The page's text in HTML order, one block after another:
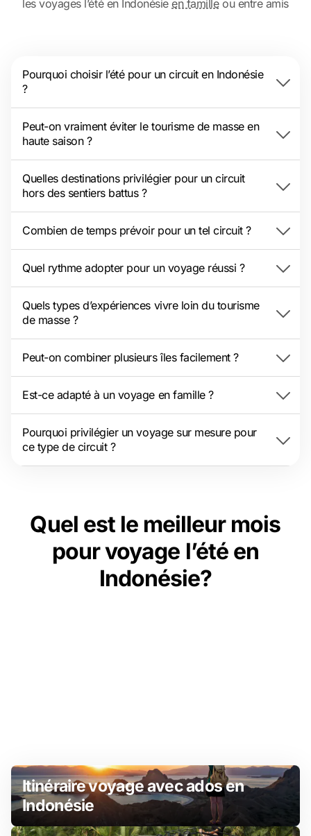
les voyages l’été en Indonésieen familleou entre amis
Pourquoi choisir l’été pour un circuit en Indonésie
?
Peut-on vraiment éviter le tourisme de masse en
haute saison ?
Quelles destinations privilégier pour un circuit
hors des sentiers battus ?
Combien de temps prévoir pour un tel circuit ?
Quel rythme adopter pour un voyage réussi ?
Quels types d’expériences vivre loin du tourisme
de masse ?
Peut-on combiner plusieurs îles facilement ?
Est-ce adapté à un voyage en famille ?
Pourquoi privilégier un voyage sur mesure pour
ce type de circuit ?
Quel est le meilleur mois
pour voyage l’été en
Indonésie?
Itinéraire voyage avec ados en
Indonésie